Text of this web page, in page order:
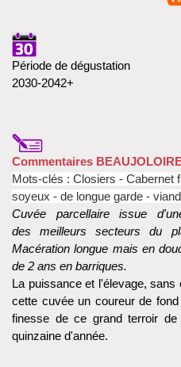
Période de dégustation
2030-2042+
Commentaires
Mots-clés : Closiers - Cabernet
soyeux - de longue garde -
Cuvée parcellaire issue
des meilleurs secteurs du
Macération longue mais en
de 2 ans en barriques.
La puissance et l'élevage,
cette cuvée un coureur de
finesse de ce grand terroir de
quinzaine d'année.